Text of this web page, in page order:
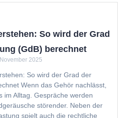
So wird der Grad
(GdB) berechnet
2025
So wird der Grad der
Wenn das Gehör nachlässt,
im Alltag. Gespräche werden
störender. Neben der
spielt auch die rechtliche